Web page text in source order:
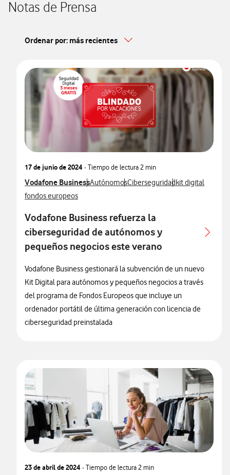
Notas de Prensa
Ordenar por: más recientes
17 de junio de 2024 - Tiempo de lectura2 min
Ver más notas de prensa relacionados con
Vodafone BusinessVer más notas de prensa relacionados con
AutónomosVer más notas de prensa
CiberseguridadVer más notas
kit digital
Ver más notas de prensa relacionados con
fondos europeos
Vodafone Business refuerza la
ciberseguridad de autónomos y
pequeños negocios este verano
Vodafone Business gestionará la subvención de un nuevo
Kit Digital para autónomos y pequeños negocios a través
del programa de Fondos Europeos que incluye un
ordenador portátil de última generación con licencia de
ciberseguridad preinstalada
23 de abril de 2024 - Tiempo de lectura2 min